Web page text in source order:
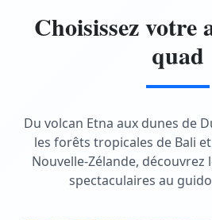
Choisissez votre
quad
Du volcan Etna aux dunes de
les forêts tropicales de Bali
Nouvelle-Zélande, découvrez
spectaculaires au